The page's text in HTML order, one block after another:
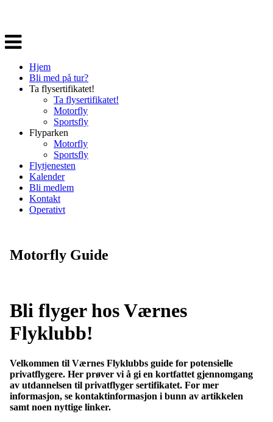
Veksle
navigasjon
Hjem
Bli med på tur?
Ta flysertifikatet!
Ta flysertifikatet!
Motorfly
Sportsfly
Flyparken
Motorfly
Sportsfly
Flytjenesten
Kalender
Bli medlem
Kontakt
Operativt
Motorfly Guide
Bli flyger hos Værnes
Flyklubb!
Velkommen til Værnes Flyklubbs guide for potensielle
privatflygere. Her prøver vi å gi en kortfattet gjennomgang
av utdannelsen til privatflyger sertifikatet. For mer
informasjon, se kontaktinformasjon i bunn av artikkelen
samt noen nyttige linker.